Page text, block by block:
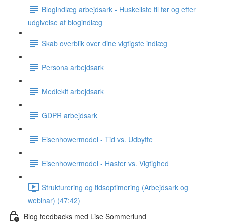
Blogindlæg arbejdsark - Huskeliste til før og efter
udgivelse af blogindlæg
Skab overblik over dine vigtigste indlæg
Persona arbejdsark
Mediekit arbejdsark
GDPR arbejdsark
Eisenhowermodel - Tid vs. Udbytte
Eisenhowermodel - Haster vs. Vigtighed
Strukturering og tidsoptimering (Arbejdsark og
webinar) (47:42)
Blog feedbacks med Lise Sommerlund